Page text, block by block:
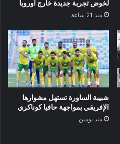
لخوض تجربة جديدة خارج أوروبا
منذ 21 ساعة
شبيبة الساورة تستهل مشوارها
الإفريقي بمواجهة حافيا كوناكري
منذ يومين